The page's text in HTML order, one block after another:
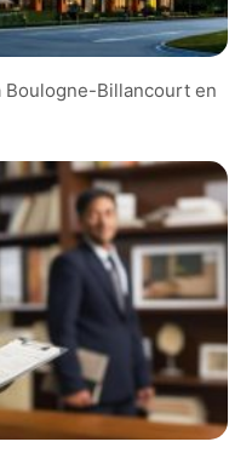
Boulogne-Billancourt en